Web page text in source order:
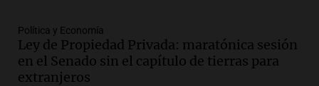
ayuda por problemas de fertilidad y la
ostentación de millonarios
Amamos Argentina
Episodios
Política y Economía
Ley de Propiedad Privada: maratónica sesión
en el Senado sin el capítulo de tierras para
extranjeros